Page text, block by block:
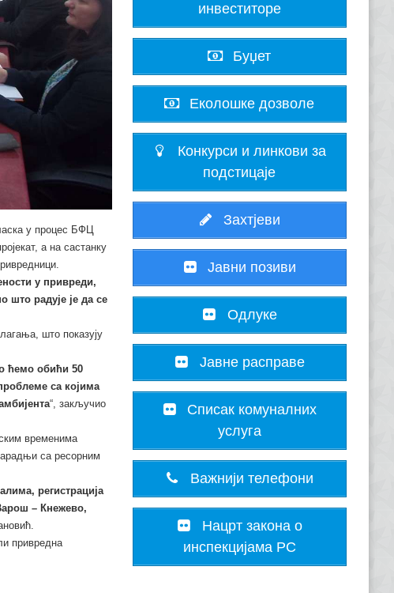
у процес БФЦ
а на састанку
у привреди,
што радује је да се
што показују
ћемо обићи 50
са којима
“, закључио
временима
са ресорним
регистрација
– Кнежево,
привредна
инвеститоре
Буџет
Еколошке дозволе
Конкурси и линкови за
подстицаје
Захтјеви
Јавни позиви
Одлуке
Јавне расправе
Списак комуналних
услуга
Важнији телефони
Нацрт закона о
инспекцијама РС